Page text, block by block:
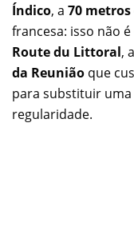
Índico, a 70
francesa: isso não
Route du Littoral, a
da Reunião que
para substituir
regularidade.